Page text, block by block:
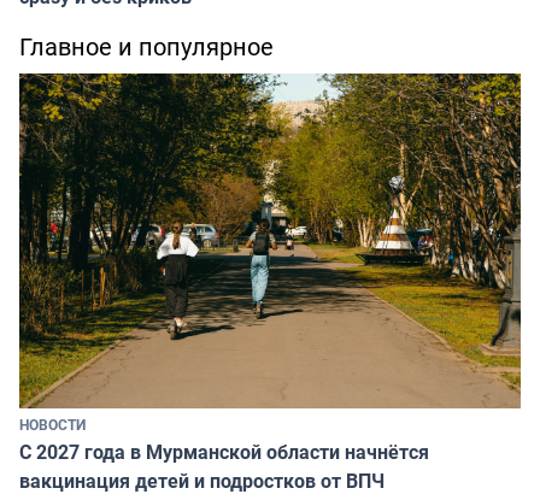
Главное и популярное
НОВОСТИ
С 2027 года в Мурманской области начнётся
вакцинация детей и подростков от ВПЧ